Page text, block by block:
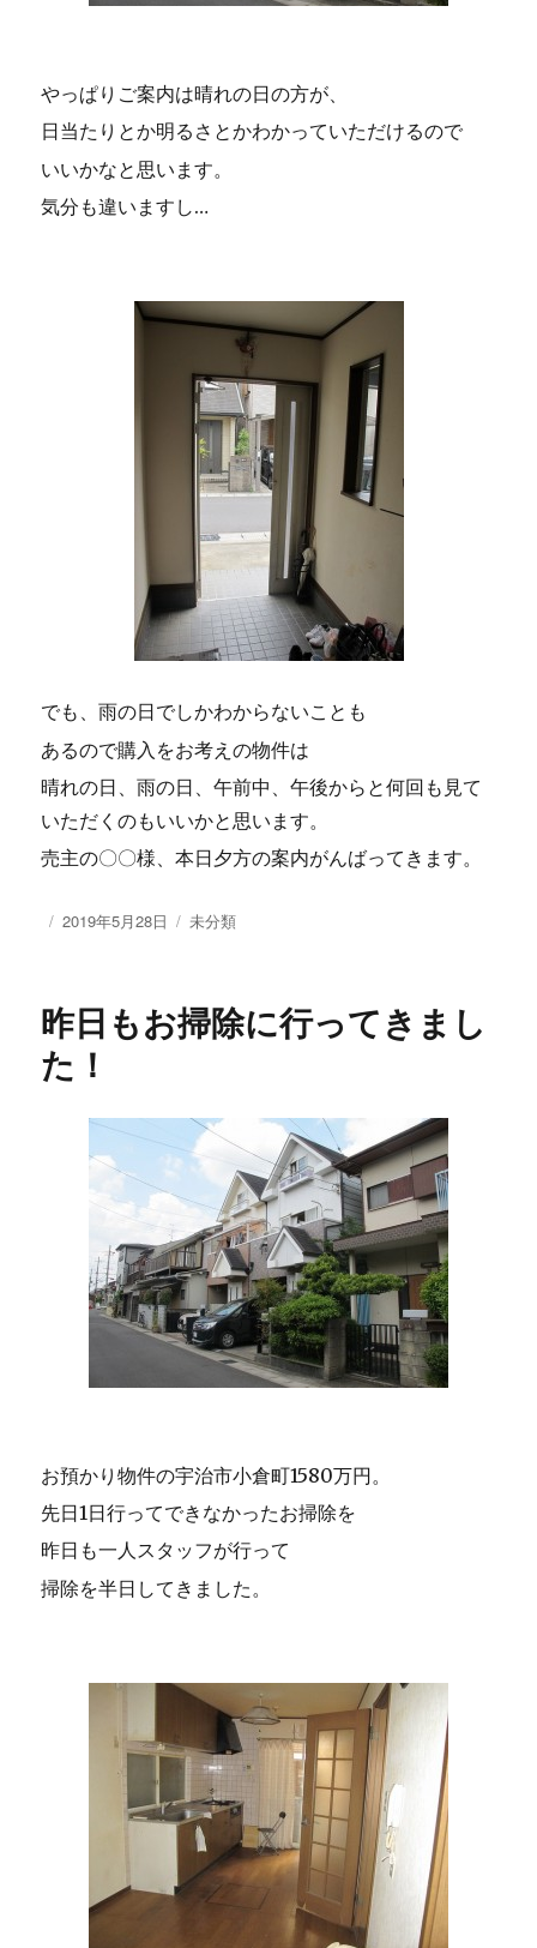
やっぱりご案内は晴れの日の方が、
日当たりとか明るさとかわかっていただけるので
いいかなと思います。
気分も違いますし…
でも、雨の日でしかわからないことも
あるので購入をお考えの物件は
晴れの日、雨の日、午前中、午後からと何回も見て
いただくのもいいかと思います。
売主の〇〇様、本日夕方の案内がんばってきます。
投
2019年5月28日
カ
ー
未分類
昨日もお掃除に行ってきまし
た！
お預かり物件の宇治市小倉町1580万円。
先日1日行ってできなかったお掃除を
昨日も一人スタッフが行って
掃除を半日してきました。